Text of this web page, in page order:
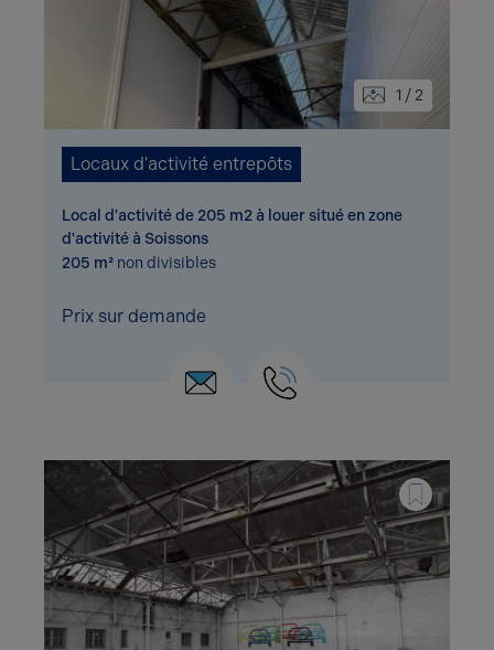
1 / 2
Locaux d'activité entrepôts
Local d'activité de 205 m2 à louer situé en zone
d'activité à Soissons
205 m² non divisibles
Prix sur demande